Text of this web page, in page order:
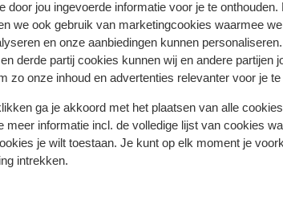
door jou ingevoerde informatie voor je te onthouden.
we ook gebruik van marketingcookies waarmee
en onze aanbiedingen kunnen
derde partij cookies kunnen wij en andere partijen
zo onze inhoud en advertenties relevanter voor je
ga je akkoord met het plaatsen van alle
meer informatie incl. de volledige lijst van cookies
je wilt toestaan. Je kunt op elk moment je
intrekken.